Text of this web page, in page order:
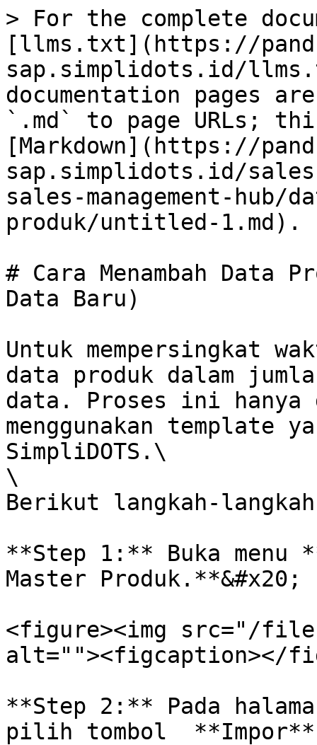
> For the complete
[llms.txt](https://
sap.simplidots.id/
documentation pages
`.md` to page URLs;
[Markdown](https://
sap.simplidots.id/
sales-management-hub/
produk/untitled-1.md).
# Cara Menambah Data
Data Baru)
Untuk mempersingkat
data produk dalam
data. Proses ini hanya
menggunakan template
SimpliDOTS.\
\
Berikut langkah-
**Step 1:** Buka menu
Master Produk.**&#x20;
<figure><img src="/files/
alt=""><figcaption></
**Step 2:** Pada
pilih tombol